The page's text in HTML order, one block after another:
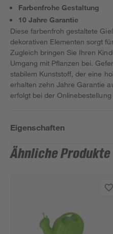
Farbenfrohe Gestaltung
10 Jahre Garantie
Diese farbenfroh gestaltete
dekorativen Elementen sorgt
Zugleich bringen Sie Ihren
Umgang mit Pflanzen bei.
stabilem Kunststoff, der eine
erhalten zehn Jahre Garantie
erfolgt bei der Onlinebestellung
Eigenschaften
Ähnliche Produkte